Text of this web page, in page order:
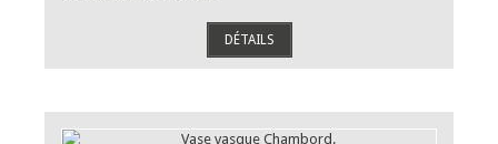
DÉTAILS